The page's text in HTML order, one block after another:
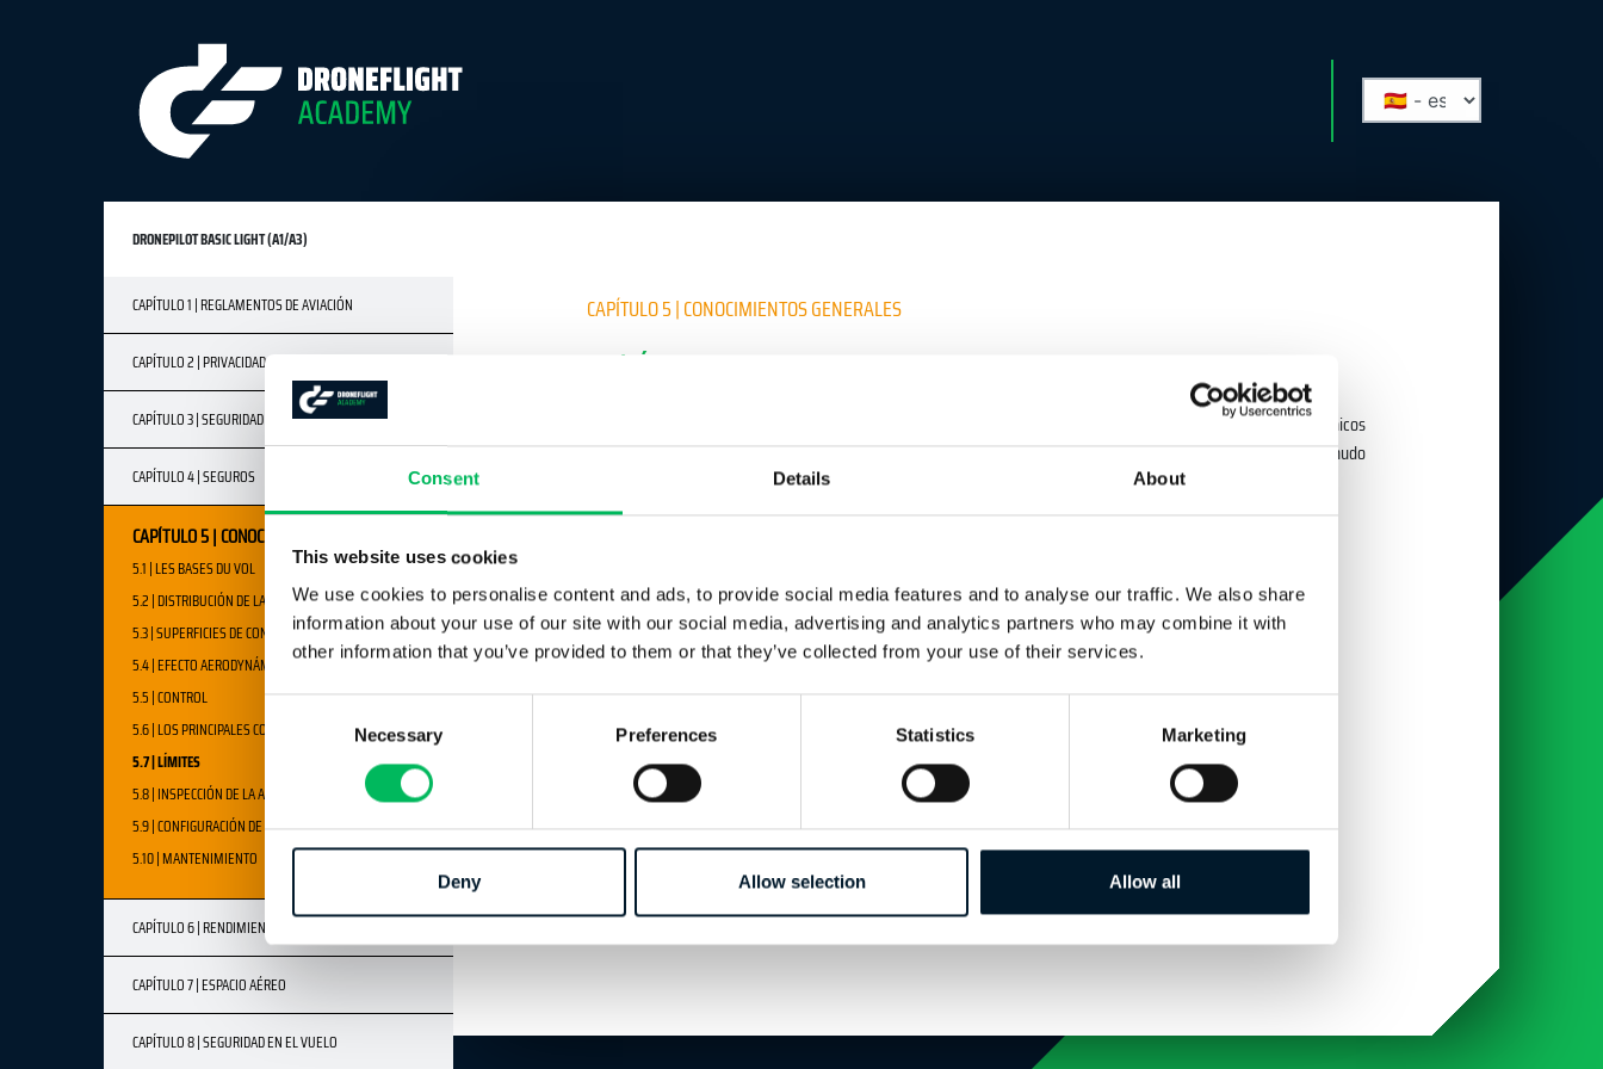
Consent Details About
This website uses cookies
We use cookies to personalise content and ads, to provide social media features and to analyse our traffic. We also share
information about your use of our site with our social media, advertising and analytics partners who may combine it with
other information that you’ve provided to them or that they’ve collected from your use of their services.
Selection
Necessary Preferences Statistics Marketing
Deny Allow selection Allow all
DRONEPILOT BASIC LIGHT (A1/A3)
CAPÍTULO 1 | REGLAMENTOS DE AVIACIÓN
CAPÍTULO 2 | PRIVACIDAD
CAPÍTULO 3 | SEGURIDAD
CAPÍTULO 4 | SEGUROS
CAPÍTULO 5 | CONOCIMIENTOS GENERALES
5.1 | LES BASES DU VOL
5.2 | DISTRIBUCIÓN DE LAS CUATRO FUERZAS PRINCIPALES
5.3 | SUPERFICIES DE CONTROL
5.4 | EFECTO AERODYNÁMICOS
5.5 | CONTROL
5.6 | LOS PRINCIPALES COMPINENTES
5.7 | LÍMITES
5.8 | INSPECCIÓN DE LA AERONAVE
5.9 | CONFIGURACIÓN DE LA AERONAVE
5.10 | MANTENIMIENTO
CAPÍTULO 6 | RENDIMIENTO HUMANO
CAPÍTULO 7 | ESPACIO AÉREO
CAPÍTULO 8 | SEGURIDAD EN EL VUELO
CAPÍTULO 5 | CONOCIMIENTOS GENERALES
5.7 | LÍMITES
Dentro de un manual, también se tratarán los límites de las aeronaves no tripuladas. Estos límites son tanto técnicos
como meteorológicos y deben ser respetados por el piloto en todo momento. Los límites que se describen a menudo
Distancia
Peso máximo de despegue
Precipitación
Viento
Visibilidad
Crear una cuenta para seguir leyendo